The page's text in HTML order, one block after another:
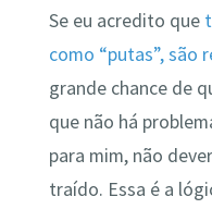
Se eu acredito que
como “putas”, são
grande chance de
que não há
para mim, não
traído. Essa é a